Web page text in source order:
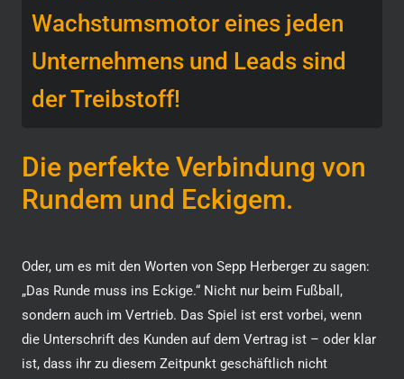
Wachstumsmotor eines jeden
Unternehmens und Leads sind
der Treibstoff!
Die perfekte Verbindung von
Rundem und Eckigem.
Oder, um es mit den Worten von Sepp Herberger zu sagen:
„Das Runde muss ins Eckige.“ Nicht nur beim Fußball,
sondern auch im Vertrieb. Das Spiel ist erst vorbei, wenn
die Unterschrift des Kunden auf dem Vertrag ist – oder klar
ist, dass ihr zu diesem Zeitpunkt geschäftlich nicht